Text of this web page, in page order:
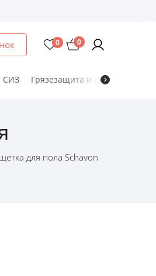
0 0
СИЗ Грязезащита и дезматы
для пола Schavon